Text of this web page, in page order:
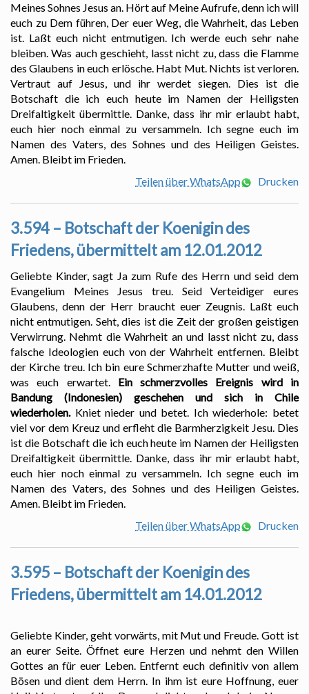
Meines Sohnes Jesus an. Hört auf Meine Aufrufe, denn ich will
euch zu Dem führen, Der euer Weg, die Wahrheit, das Leben
ist. Laßt euch nicht entmutigen. Ich werde euch sehr nahe
bleiben. Was auch geschieht, lasst nicht zu, dass die Flamme
des Glaubens in euch erlösche. Habt Mut. Nichts ist verloren.
Vertraut auf Jesus, und ihr werdet siegen. Dies ist die
Botschaft die ich euch heute im Namen der Heiligsten
Dreifaltigkeit übermittle. Danke, dass ihr mir erlaubt habt,
euch hier noch einmal zu versammeln. Ich segne euch im
Namen des Vaters, des Sohnes und des Heiligen Geistes.
Amen. Bleibt im Frieden.
Teilen über WhatsApp
Drucken
3.594 – Botschaft der Koenigin des
Friedens, übermittelt am 12.01.2012
Geliebte Kinder, sagt Ja zum Rufe des Herrn und seid dem
Evangelium Meines Jesus treu. Seid Verteidiger eures
Glaubens, denn der Herr braucht euer Zeugnis. Laßt euch
nicht entmutigen. Seht, dies ist die Zeit der großen geistigen
Verwirrung. Nehmt die Wahrheit an und lasst nicht zu, dass
falsche Ideologien euch von der Wahrheit entfernen. Bleibt
der Kirche treu. Ich bin eure Schmerzhafte Mutter und weiß,
was euch erwartet. Ein schmerzvolles Ereignis wird in
Bandung (Indonesien) geschehen und sich in Chile
wiederholen. Kniet nieder und betet. Ich wiederhole: betet
viel vor dem Kreuz und erfleht die Barmherzigkeit Jesu. Dies
ist die Botschaft die ich euch heute im Namen der Heiligsten
Dreifaltigkeit übermittle. Danke, dass ihr mir erlaubt habt,
euch hier noch einmal zu versammeln. Ich segne euch im
Namen des Vaters, des Sohnes und des Heiligen Geistes.
Amen. Bleibt im Frieden.
Teilen über WhatsApp
Drucken
3.595 – Botschaft der Koenigin des
Friedens, übermittelt am 14.01.2012
Geliebte Kinder, geht vorwärts, mit Mut und Freude. Gott ist
an eurer Seite. Öffnet eure Herzen und nehmt den Willen
Gottes an für euer Leben. Entfernt euch definitiv von allem
Bösen und dient dem Herrn. In ihm ist eure Hoffnung, euer